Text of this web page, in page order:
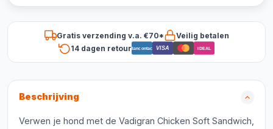
Gratis verzending v.a. €70*
Veilig betalen
14 dagen retourBancontact VISA iDEAL
Beschrijving
Verwen je hond met de Vadigran Chicken Soft Sandwich,